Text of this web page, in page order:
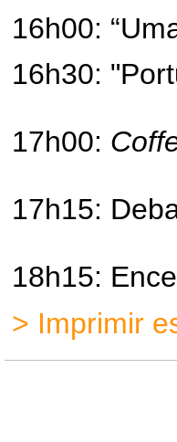
16h00:
16h30:
17h00:
17h15:
18h15:
> Imprimir